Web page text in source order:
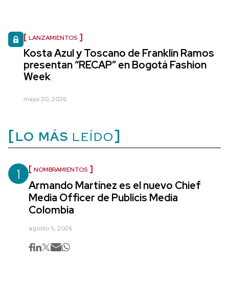
LANZAMIENTOS
Kosta Azul y Toscano de Franklin Ramos
presentan “RECAP” en Bogotá Fashion
Week
mayo 20, 2026
LO MÁS LEÍDO
1 NOMBRAMIENTOS
Armando Martínez es el nuevo Chief
Media Officer de Publicis Media
Colombia
agosto 5, 2026